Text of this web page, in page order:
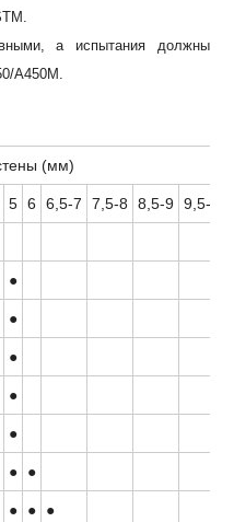
а испытания должны
A450M.
(мм)
5 6 6,5-7 7,5-8 8,5-9 9,5-10
●
●
●
●
●
● ●
● ● ●